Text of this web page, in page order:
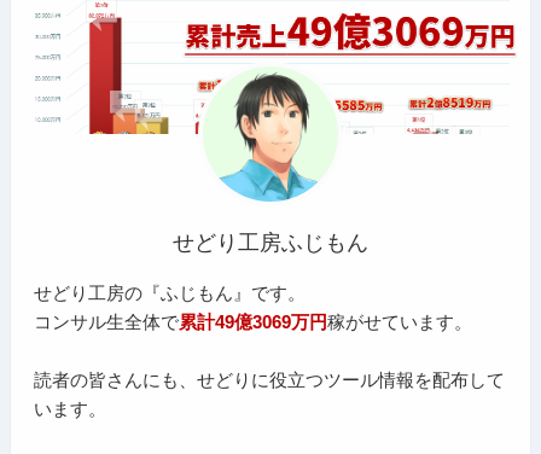
せどり工房ふじもん
せどり工房の『ふじもん』です。
コンサル生全体で累計49億3069万円稼がせています。
読者の皆さんにも、せどりに役立つツール情報を配布して
います。